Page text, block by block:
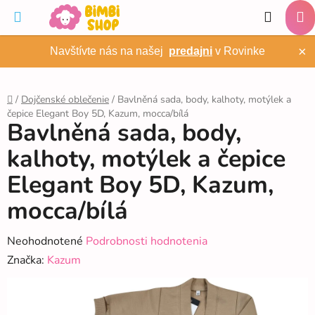
obsah
Navštívte nás na našej predajni v Rovinke ×
Hľadať
Domov
/ Dojčenské oblečenie / Bavlněná sada, body, kalhoty, motýlek a
čepice Elegant Boy 5D, Kazum, mocca/bílá
Bavlněná sada, body,
kalhoty, motýlek a čepice
Elegant Boy 5D, Kazum,
mocca/bílá
Priemerné
hodnotenie
Neohodnotené Podrobnosti hodnotenia
Značka: Kazum